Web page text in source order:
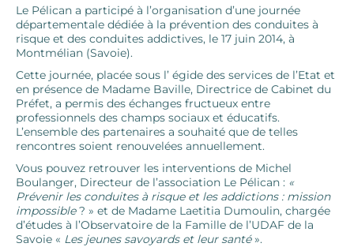
Le Pélican a participé à l’organisation d’une journée
départementale dédiée à la prévention des conduites à
risque et des conduites addictives, le 17 juin 2014, à
Montmélian (Savoie).
Cette journée, placée sous l’ égide des services de l’Etat et
en présence de Madame Baville, Directrice de Cabinet du
Préfet, a permis des échanges fructueux entre
professionnels des champs sociaux et éducatifs.
L’ensemble des partenaires a souhaité que de telles
rencontres soient renouvelées annuellement.
Vous pouvez retrouver les interventions de Michel
Boulanger, Directeur de l’association Le Pélican : «
Prévenir les conduites à risque et les addictions : mission
impossible? » et de Madame Laetitia Dumoulin, chargée
d’études à l’Observatoire de la Famille de l’UDAF de la
Savoie « Les jeunes savoyards et leur santé».